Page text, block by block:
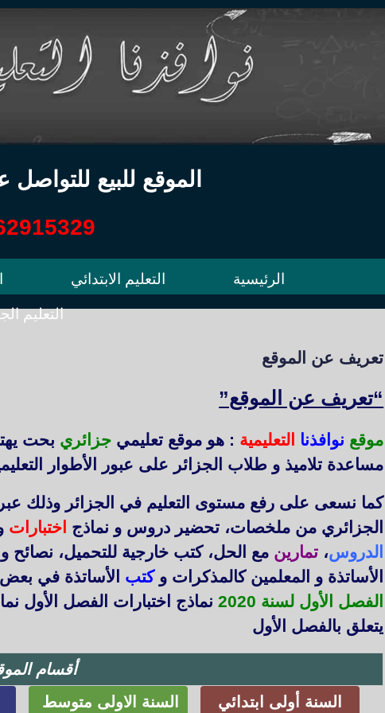
الموقع للبيع للتواصل
الرئيسية التعليم الابتدائي
التعليم
تعريف عن الموقع
“تعريف عن الموقع”
موقع نوافذنا التعليمية : هو موقع تعليمي جزائري بحت
مساعدة تلاميذ و طلاب الجزائر على عبور الأطوار
كما نسعى على رفع مستوى التعليم في الجزائر وذلك
الجزائري من ملخصات، تحضير دروس و نماذج اختبارات
الدروس، تمارين مع الحل، كتب خارجية للتحميل،
الأساتذة و المعلمين كالمذكرات وكتب الأساتذة في بعض
الفصل الأول لسنة 2020
نماذج اختبارات الفصل الأول
يتعلق بالفصل الأول
أقسام
السنة أولى ابتدائي
السنة الاولى متوسط